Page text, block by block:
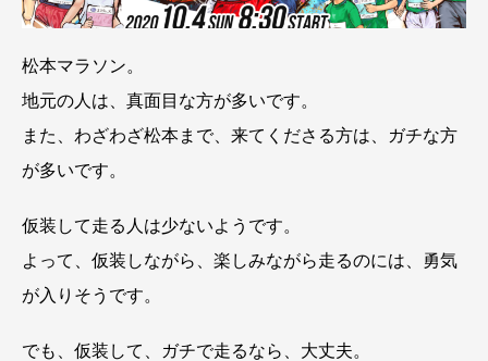
松本マラソン。
地元の人は、真面目な方が多いです。
また、わざわざ松本まで、来てくださる方は、ガチな方
が多いです。
仮装して走る人は少ないようです。
よって、仮装しながら、楽しみながら走るのには、勇気
が入りそうです。
でも、仮装して、ガチで走るなら、大丈夫。